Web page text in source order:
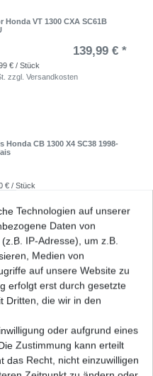
Honda VT 1300 CXA SC61B
139,99 € *
€ / Stück
zzgl.Versandkosten
Honda CB 1300 X4 SC38 1998-
€ / Stück
YTZ14S YTZ 14 S High Quality
130,67 € *
Technologien auf unserer
Daten von
IP-Adresse), um z.B.
Medien von
auf unsere Website zu
erfolgt erst durch gesetzte
Dritten, die wir in den
oder aufgrund eines
Zustimmung kann erteilt
das Recht, nicht einzuwilligen